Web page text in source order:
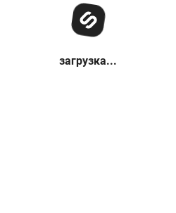
загрузка...